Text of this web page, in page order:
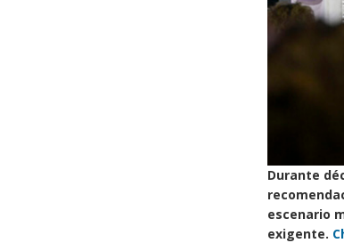
Durante
escenario
exigente.